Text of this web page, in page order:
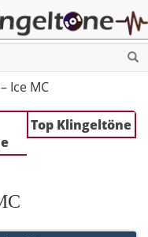
Ice MC
Top Klingeltöne